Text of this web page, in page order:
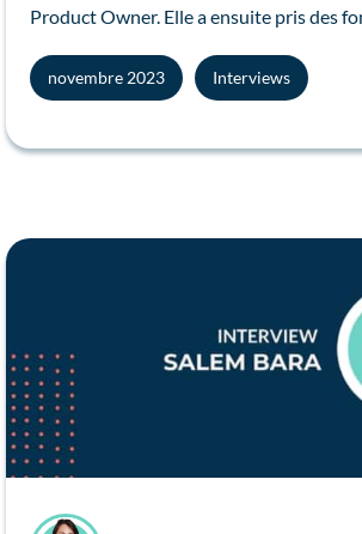
Product Owner. Elle a ensuite pris des
novembre 2023 Interviews